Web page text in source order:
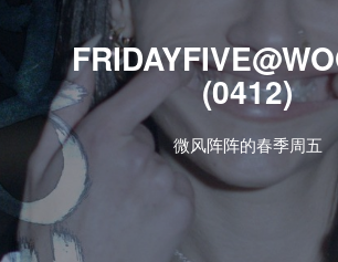
(0412)
微风阵阵的春季周五